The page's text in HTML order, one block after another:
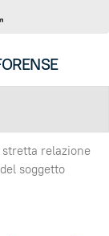
relazione
soggetto